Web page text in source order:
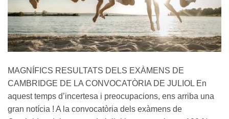
MAGNÍFICS RESULTATS DELS EXÀMENS DE
CAMBRIDGE DE LA CONVOCATÒRIA DE JULIOL En
aquest temps d’incertesa i preocupacions, ens arriba una
gran notícia ! A la convocatòria dels exàmens de